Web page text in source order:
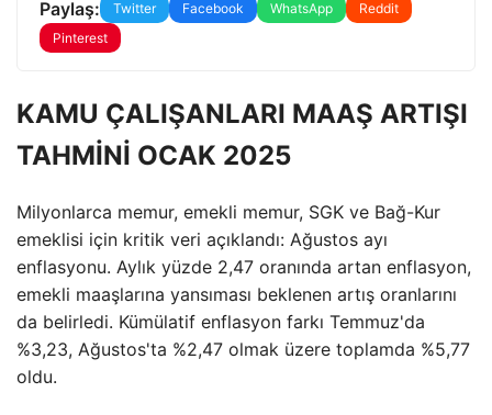
Paylaş: Twitter Facebook WhatsApp
Reddit
Pinterest
KAMU ÇALIŞANLARI MAAŞ ARTIŞI
TAHMİNİ OCAK 2025
Milyonlarca memur, emekli memur, SGK ve Bağ-Kur
emeklisi için kritik veri açıklandı: Ağustos ayı
enflasyonu. Aylık yüzde 2,47 oranında artan enflasyon,
emekli maaşlarına yansıması beklenen artış oranlarını
da belirledi. Kümülatif enflasyon farkı Temmuz'da
%3,23, Ağustos'ta %2,47 olmak üzere toplamda %5,77
oldu.